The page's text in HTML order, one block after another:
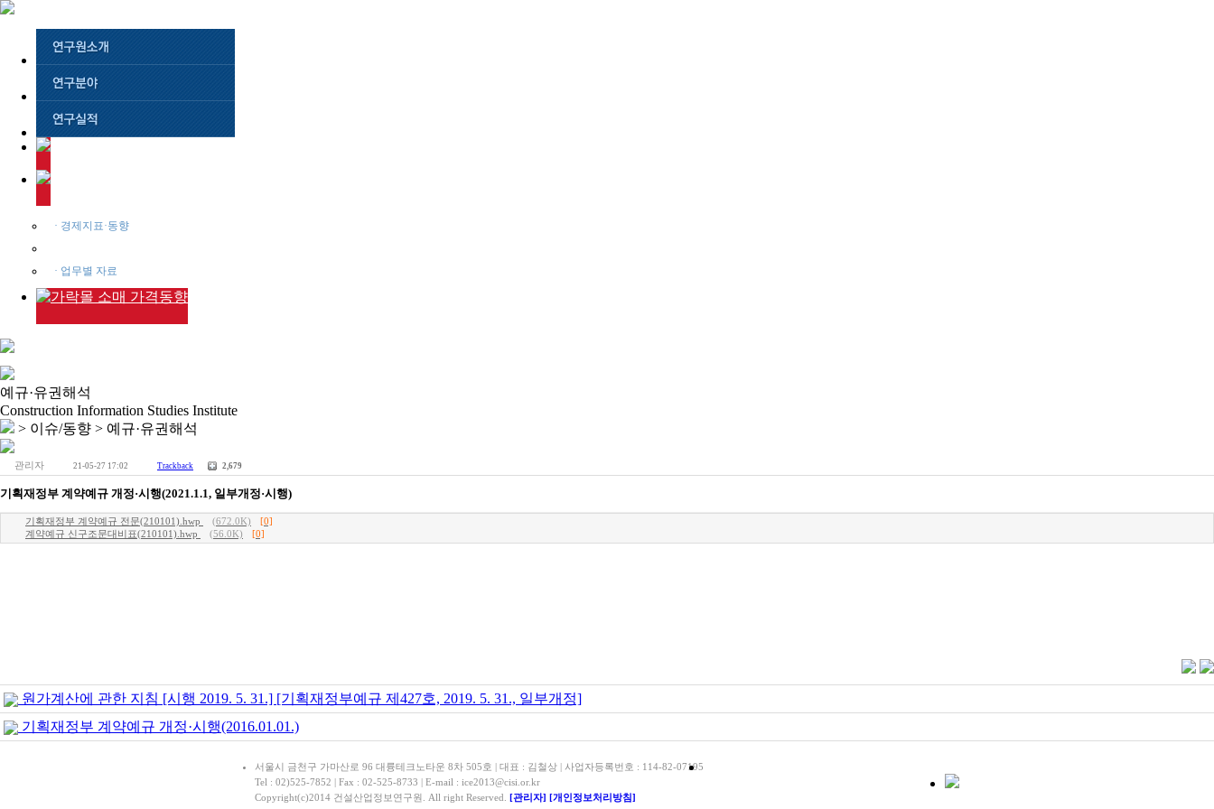
· 경제지표·동향
· 업무별 자료
예규·유권해석
Construction Information Studies Institute
> 이슈/동향 > 예규·유권해석
관리자 21-05-27 17:02 Trackback 2,679
기획재정부 계약예규 개정·시행(2021.1.1, 일부개정·시행)
기획재정부 계약예규 전문(210101).hwp (672.0K)
[0]
계약예규 신구조문대비표(210101).hwp
(56.0K) [0]
원가계산에 관한 지침 [시행 2019. 5. 31.] [기획재정부예규 제427호, 2019. 5. 31., 일부개정]
기획재정부 계약예규 개정·시행(2016.01.01.)
서울시 금천구 가마산로 96 대륭테크노타운 8차 505호 | 대표 : 김철상 | 사업자등록번호 : 114-82-07195
Tel : 02)525-7852 | Fax : 02-525-8733 | E-mail : ice2013@cisi.or.kr
Copyright(c)2014 건설산업정보연구원. All right Reserved. [관리자] [개인정보처리방침]